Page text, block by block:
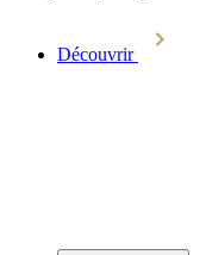
Découvrir